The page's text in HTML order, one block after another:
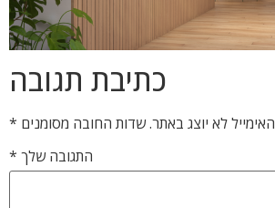
כתיבת תגובה
האימייל לא יוצג באתר.שדות החובה מסומנים *
התגובה שלך *